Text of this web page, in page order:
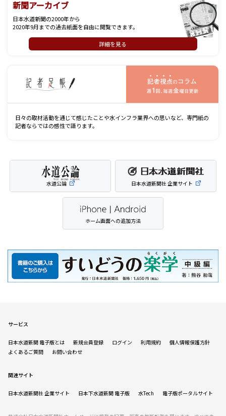
新聞アーカイブ
日本水道新聞の2000年から
2020年9月までの過去紙面を自由に閲覧できます。
詳細を見る
日々の取材活動を通じて感じたことや水インフラ業界への思いなど、専門紙の
記者ならではの感性で語ります。
水道公論 日本水道新聞社 企業サイト
ホーム画面への追加方法
サービス
日本水道新聞 電子版とは 新規会員登録 ログイン 利用規約
個人情報保護方針
よくあるご質問
お問い合わせ
関連サイト
日本水道新聞社 企業サイト 日本下水道新聞 電子版 水Tech 電子版ポータルサイト